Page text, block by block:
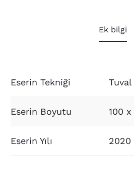
Ek bilgi
Eserin Tekniği Tuval
Eserin Boyutu 100 x
Eserin Yılı 2020